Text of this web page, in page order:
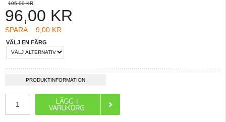
105,00 KR
96,00 KR
SPARA: 9,00 KR
VÄLJ EN FÄRG
PRODUKTINFORMATION